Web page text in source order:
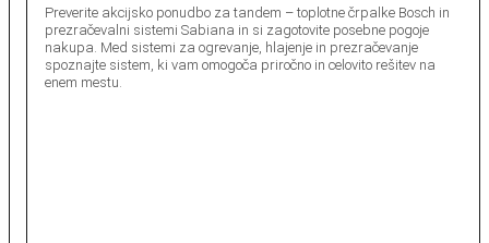
Preverite akcijsko ponudbo za tandem – toplotne črpalke Bosch in
prezračevalni sistemi Sabiana in si zagotovite posebne pogoje
nakupa. Med sistemi za ogrevanje, hlajenje in prezračevanje
spoznajte sistem, ki vam omogoča priročno in celovito rešitev na
enem mestu.